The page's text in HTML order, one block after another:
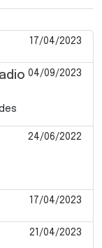
17/04/2023
04/09/2023
24/06/2022
17/04/2023
21/04/2023